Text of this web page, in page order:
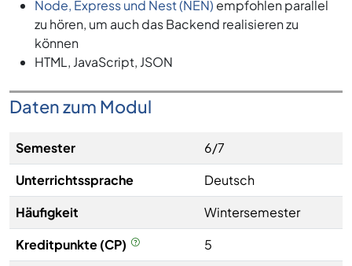
Node, Express und Nest (NEN) empfohlen parallel
zu hören, um auch das Backend realisieren zu
können
HTML, JavaScript, JSON
Daten zum Modul
Semester
6/7
Unterrichtssprache
Deutsch
Häufigkeit
Wintersemester
Kreditpunkte (CP)
5